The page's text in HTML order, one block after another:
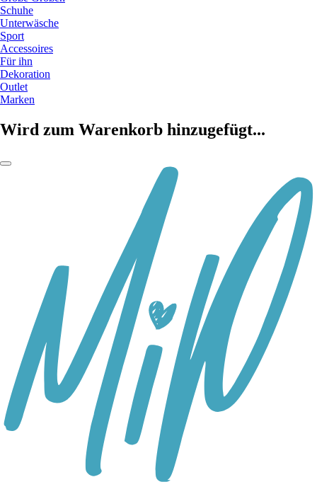
Schuhe
Unterwäsche
Sport
Accessoires
Für ihn
Dekoration
Outlet
Marken
Wird zum Warenkorb hinzugefügt...